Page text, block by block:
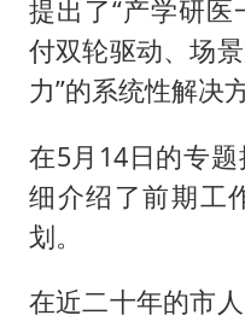
提出了“产学研
付双轮驱动、场
力”的系统性解决
在5月14日的专
细介绍了前期工
划。
在近二十年的市